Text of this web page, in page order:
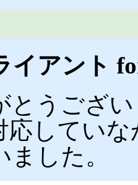
イアント
とうござ
応してい
した。